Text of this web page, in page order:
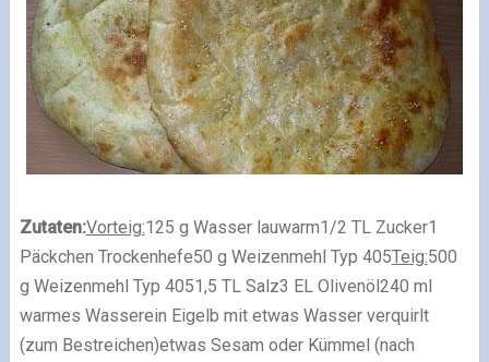
Zutaten:Vorteig:125 g Wasser lauwarm1/2 TL Zucker1
Päckchen Trockenhefe50 g Weizenmehl Typ 405Teig:500
g Weizenmehl Typ 4051,5 TL Salz3 EL Olivenöl240 ml
warmes Wasserein Eigelb mit etwas Wasser verquirlt
(zum Bestreichen)etwas Sesam oder Kümmel (nach